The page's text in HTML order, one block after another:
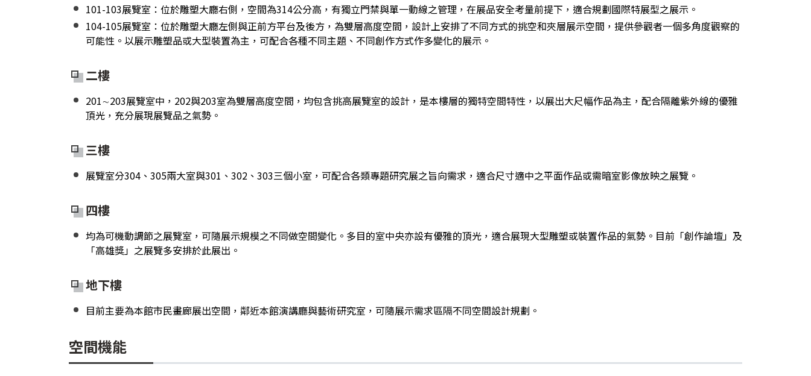
101-103展覽室：位於雕塑大廳右側，空間為314公分高，有獨立門禁與單一動線之管理，在展品安全考量前提下，適合規劃國際特展型之展示。
104-105展覽室：位於雕塑大廳左側與正前方平台及後方，為雙層高度空間，設計上安排了不同方式的挑空和夾層展示空間，提供參觀者一個多角度觀察的
可能性。以展示雕塑品或大型裝置為主，可配合各種不同主題、不同創作方式作多變化的展示。
二樓
201∼203展覽室中，202與203室為雙層高度空間，均包含挑高展覽室的設計，是本樓層的獨特空間特性，以展出大尺幅作品為主，配合隔離紫外線的優雅
頂光，充分展現展覽品之氣勢。
三樓
展覽室分304、305兩大室與301、302、303三個小室，可配合各類專題研究展之旨向需求，適合尺寸適中之平面作品或需暗室影像放映之展覽。
四樓
均為可機動調節之展覽室，可隨展示規模之不同做空間變化。多目的室中央亦設有優雅的頂光，適合展現大型雕塑或裝置作品的氣勢。目前「創作論壇」及
「高雄獎」之展覽多安排於此展出。
地下樓
目前主要為本館市民畫廊展出空間，鄰近本館演講廳與藝術研究室，可隨展示需求區隔不同空間設計規劃。
空間機能